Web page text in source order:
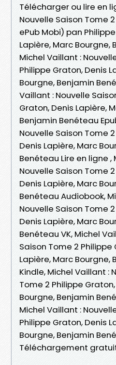
Télécharger ou lire en
Nouvelle Saison Tome
ePub Mobi) pan
Lapière, Marc Bourgne,
Michel Vaillant :
Philippe Graton, Denis
Bourgne, Benjamin
Vaillant : Nouvelle
Graton, Denis Lapière,
Benjamin Benéteau
Nouvelle Saison Tome
Denis Lapière, Marc
Benéteau Lire en ligne ,
Nouvelle Saison Tome
Denis Lapière, Marc
Benéteau Audiobook,
Nouvelle Saison Tome
Denis Lapière, Marc
Benéteau VK, Michel
Saison Tome 2 Philippe
Lapière, Marc Bourgne,
Kindle, Michel Vaillant :
Tome 2 Philippe
Bourgne, Benjamin
Michel Vaillant :
Philippe Graton, Denis
Bourgne, Benjamin
Téléchargement